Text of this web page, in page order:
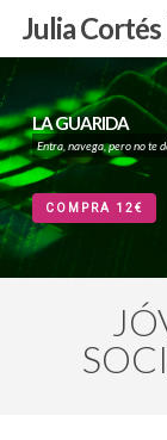
Skip
main
content
Julia Cortés
LA GUARIDA
Entra, navega, pero no te
COMPRA 12€